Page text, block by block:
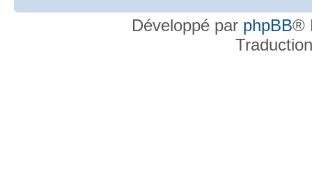
Développé par phpBB®